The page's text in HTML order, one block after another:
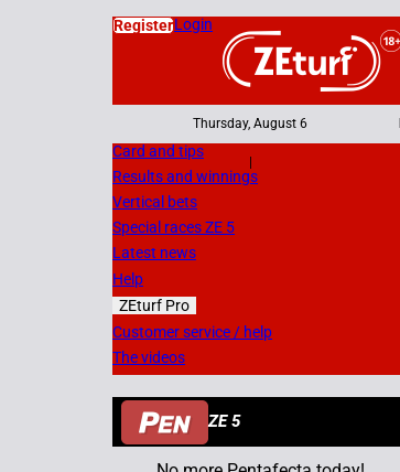
RegisterLogin
Thursday, August 6
Card and tips
Results and winnings
Vertical bets
Special races ZE 5
Latest news
Help
ZEturf Pro
Customer service / help
The videos
ZE 5